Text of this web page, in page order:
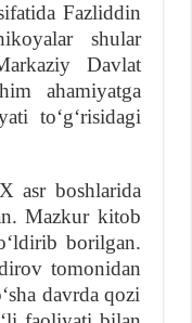
Fazliddin
shular
Davlat
ahamiyatga
toʻgʻrisidagi
asr boshlarida
Mazkur kitob
borilgan.
tomonidan
davrda qozi